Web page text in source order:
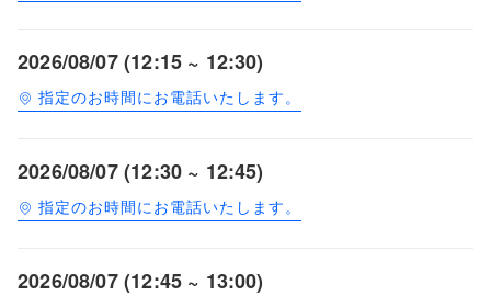
2026/08/07 (12:15 ~ 12:30)
指定のお時間にお電話いたします。
2026/08/07 (12:30 ~ 12:45)
指定のお時間にお電話いたします。
2026/08/07 (12:45 ~ 13:00)